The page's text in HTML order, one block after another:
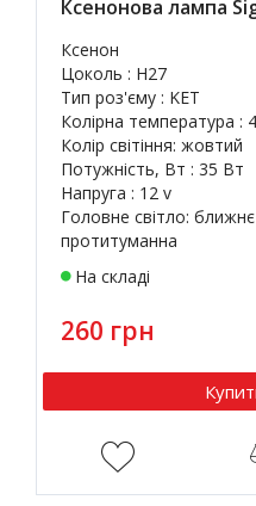
Ксенонова лампа
Ксенон
Цоколь : H27
Тип роз'єму : KET
Колірна температура :
Колір світіння: жовтий
Потужність, Вт : 35 Вт
Напруга : 12 v
Головне світло:
протитуманна
На складі
260 грн